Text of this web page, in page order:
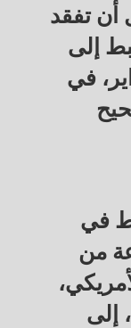
2026، قبل أن تفقد
إلى
بحلول 6 فبراير، في
في
من
إلى